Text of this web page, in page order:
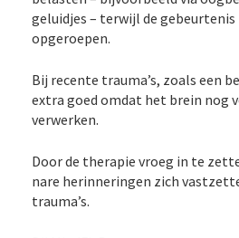
geluidjes – terwijl de
opgeroepen.
Bij recente trauma’s, zoals een
extra goed omdat het brein nog
verwerken.
Door de therapie vroeg in te
nare herinneringen zich
trauma’s.